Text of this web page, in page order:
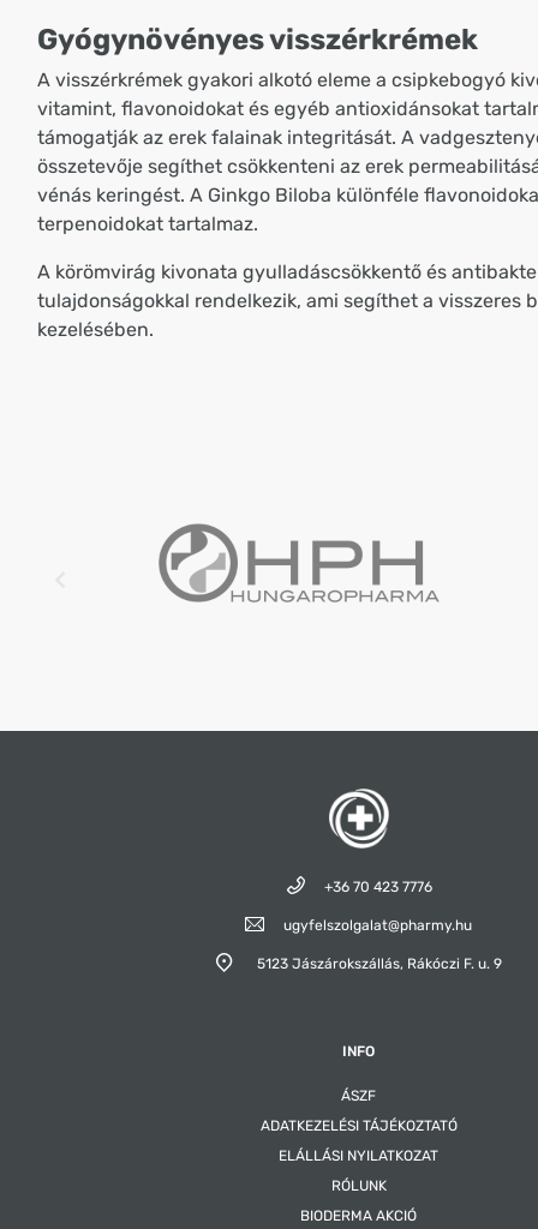
Gyógynövényes visszérkrémek
A visszérkrémek gyakori alkotó eleme a csipkebogyó
vitamint, flavonoidokat és egyéb antioxidánsokat
támogatják az erek falainak integritását. A
összetevője segíthet csökkenteni az erek
vénás keringést. A Ginkgo Biloba különféle
terpenoidokat tartalmaz.
A körömvirág kivonata gyulladáscsökkentő és
tulajdonságokkal rendelkezik, ami segíthet a visszeres
kezelésében.
+36 70 423 7776
ugyfelszolgalat@pharmy.hu
5123 Jászárokszállás, Rákóczi F. u. 9
INFO
ÁSZF
ADATKEZELÉSI TÁJÉKOZTATÓ
ELÁLLÁSI NYILATKOZAT
RÓLUNK
BIODERMA AKCIÓ